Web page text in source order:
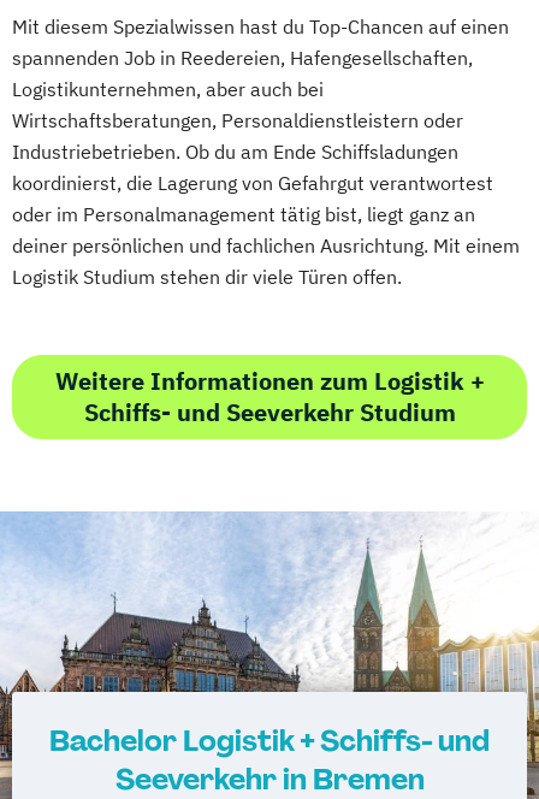
Mit diesem Spezialwissen hast du Top-Chancen auf einen
spannenden Job in Reedereien, Hafengesellschaften,
Logistikunternehmen, aber auch bei
Wirtschaftsberatungen, Personaldienstleistern oder
Industriebetrieben. Ob du am Ende Schiffsladungen
koordinierst, die Lagerung von Gefahrgut verantwortest
oder im Personalmanagement tätig bist, liegt ganz an
deiner persönlichen und fachlichen Ausrichtung. Mit einem
Logistik Studium stehen dir viele Türen offen.
Weitere Informationen zum Logistik +
Schiffs- und Seeverkehr Studium
Bachelor Logistik + Schiffs- und
Seeverkehr in Bremen